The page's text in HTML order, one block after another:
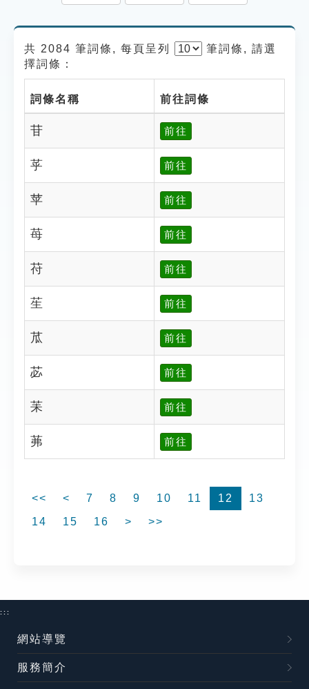
貓頭鷹博士
共 2084 筆詞條, 每頁呈列 筆詞條, 請選
擇詞條：
詞條名稱 前往詞條
苷 前往
苸 前往
苹 前往
苺 前往
苻 前往
苼 前往
苽 前往
苾 前往
苿 前往
茀 前往
<< < 7 8 9 10 11 12
13
14
15 16 > >>
:::
網站導覽
服務簡介